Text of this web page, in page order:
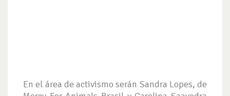
En el área de activismo serán Sandra Lopes, de